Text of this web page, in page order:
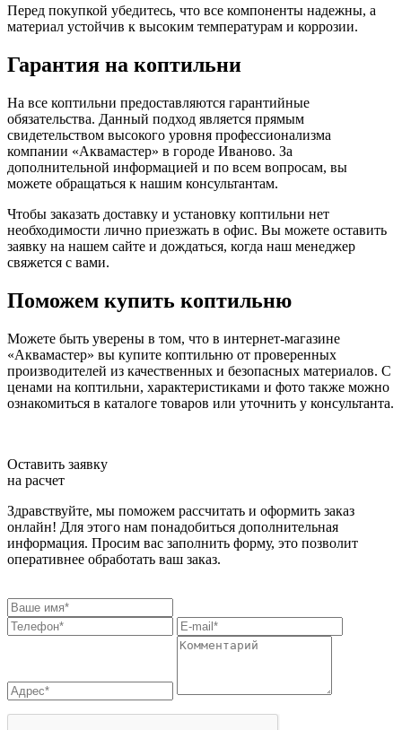
Перед покупкой убедитесь, что все компоненты надежны, а
материал устойчив к высоким температурам и коррозии.
Гарантия на коптильни
На все коптильни предоставляются гарантийные
обязательства. Данный подход является прямым
свидетельством высокого уровня профессионализма
компании «Аквамастер» в городе Иваново. За
дополнительной информацией и по всем вопросам, вы
можете обращаться к нашим консультантам.
Чтобы заказать доставку и установку коптильни нет
необходимости лично приезжать в офис. Вы можете оставить
заявку на нашем сайте и дождаться, когда наш менеджер
свяжется с вами.
Поможем купить коптильню
Можете быть уверены в том, что в интернет-магазине
«Аквамастер» вы купите коптильню от проверенных
производителей из качественных и безопасных материалов. С
ценами на коптильни, характеристиками и фото также можно
ознакомиться в каталоге товаров или уточнить у консультанта.
Оставить заявку
на расчет
Здравствуйте, мы поможем рассчитать и оформить заказ
онлайн! Для этого нам понадобиться дополнительная
информация. Просим вас заполнить форму, это позволит
оперативнее обработать ваш заказ.